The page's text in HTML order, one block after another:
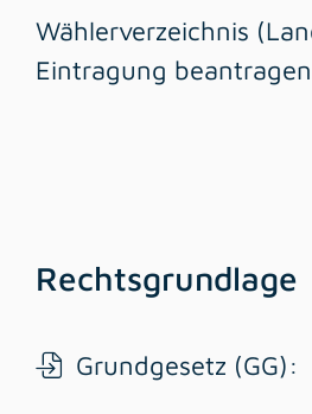
Wählerverzeichnis
Eintragung beantragen
Rechtsgrundlage
Grundgesetz (GG):